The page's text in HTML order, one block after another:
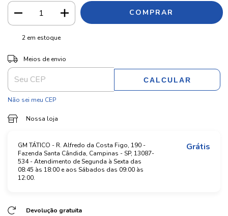
2 em estoque
Entregas para o CEP:
Meios de envio
CALCULAR
Não sei meu CEP
Nossa loja
GM TÁTICO - R. Alfredo da Costa Figo, 190 -
Fazenda Santa Cândida, Campinas - SP, 13087-
534 - Atendimento de Segunda à Sexta das
08:45 às 18:00 e aos Sábados das 09:00 às
12:00.
Grátis
Devolução gratuita